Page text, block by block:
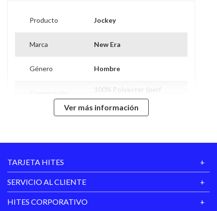
Producto Jockey
Marca New Era
Género Hombre
100% Polyester (perf
fabric)
20
Material
Temporada
Tipo Jockeys
Ver más información
TARJETA HITES
SERVICIO AL CLIENTE
HITES CORPORATIVO